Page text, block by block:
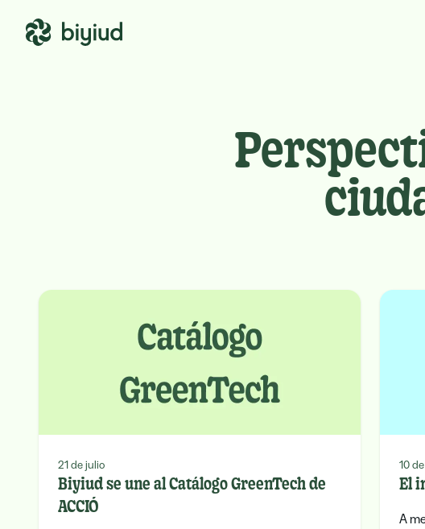
21 de julio
Biyiud se une al Catálogo GreenTech de
ACCIÓ
10
El
A